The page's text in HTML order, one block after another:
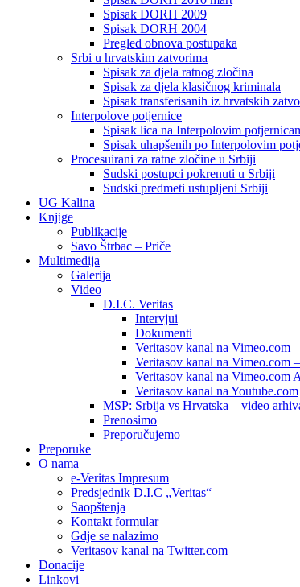
Spisak DORH 2009
Spisak DORH 2004
Pregled obnova postupaka
Srbi u hrvatskim zatvorima
Spisak za djela ratnog zločina
Spisak za djela klasičnog kriminala
Spisak transferisanih iz hrvatskih
Interpolove potjernice
Spisak lica na Interpolovim
Spisak uhapšenih po Interpolovim
Procesuirani za ratne zločine u Srbiji
Sudski postupci pokrenuti u Srbiji
Sudski predmeti ustupljeni Srbiji
UG Kalina
Knjige
Publikacije
Savo Štrbac – Priče
Multimedija
Galerija
Video
D.I.C. Veritas
Intervjui
Dokumenti
Veritasov kanal na Vimeo.com
Veritasov kanal na Vimeo.com
Veritasov kanal na Vimeo.com
Veritasov kanal na Youtube.com
MSP: Srbija vs Hrvatska – video
Prenosimo
Preporučujemo
Preporuke
O nama
e-Veritas Impresum
Predsjednik D.I.C „Veritas“
Saopštenja
Kontakt formular
Gdje se nalazimo
Veritasov kanal na Twitter.com
Donacije
Linkovi